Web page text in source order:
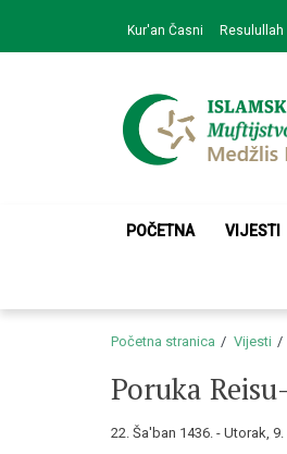
navigation
content
Kur'an Časni Resulullah
POČETNA VIJESTI
Početna stranica Vijesti
Poruka
22. Ša'ban 1436. - Utorak,